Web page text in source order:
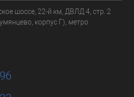
шоссе, 22-й км, ДВЛД 4, стр. 2
корпус Г), метро